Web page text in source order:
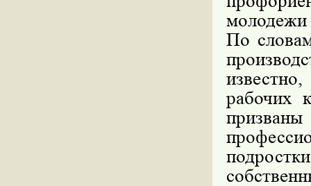
молодежи
По
рабочих